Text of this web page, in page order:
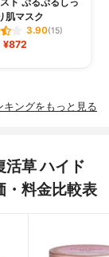
肌マスク
3.90(15)
¥872
ングをもっと見る
草 ハイド
・料金比較表